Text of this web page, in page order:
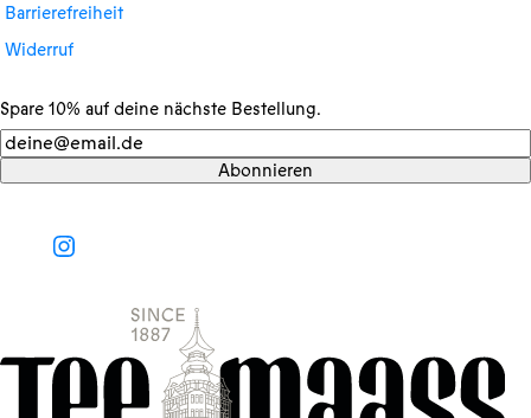
Barrierefreiheit
Widerruf
Spare 10% auf deine nächste Bestellung.
Newsletter
Abonnieren